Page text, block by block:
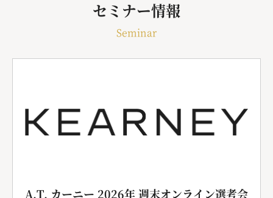
セミナー情報
Seminar
A.T. カーニー 2026年 週末オンライン選考会